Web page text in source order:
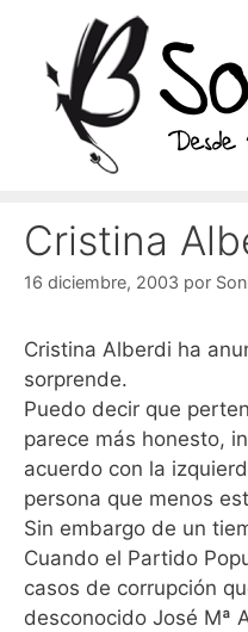
contenido
Cristina
16 diciembre, 2003 por
Cristina Alberdi ha
sorprende.
Puedo decir que
parece más honesto,
acuerdo con la
persona que menos
Sin embargo de un
Cuando el Partido
casos de corrupción
desconocido José Mª